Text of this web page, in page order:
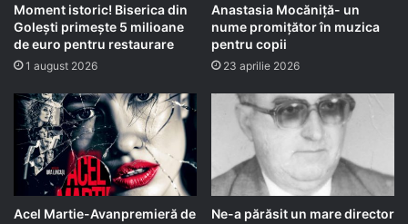
Moment istoric! Biserica din
Golești primește 5 milioane
de euro pentru restaurare
1 august 2026
Anastasia Mocăniță- un
nume promițător în muzica
pentru copii
23 aprilie 2026
Acel Martie-Avanpremieră de
Ne-a părăsit un mare director